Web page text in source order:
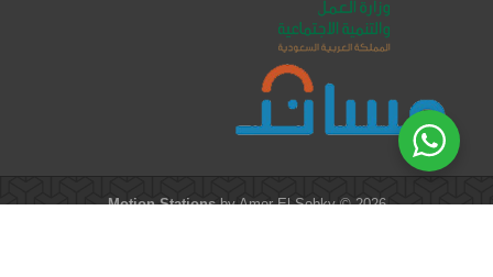
Motion Stationsby Amer El-Sobky © 2026